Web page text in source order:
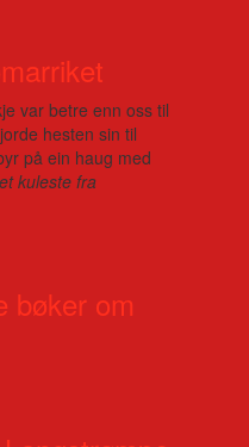
var betre enn oss til
hesten sin til
på ein haug med
kuleste fra
bøker om